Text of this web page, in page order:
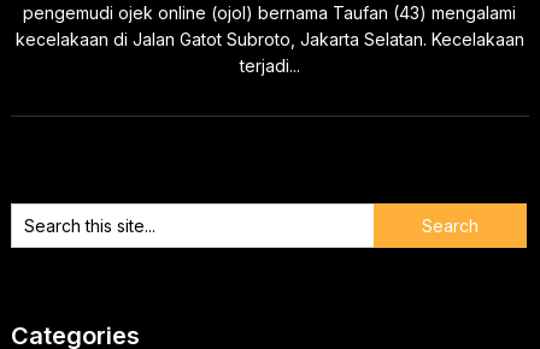
pengemudi ojek online (ojol) bernama Taufan (43) mengalami
kecelakaan di Jalan Gatot Subroto, Jakarta Selatan. Kecelakaan
terjadi...
Categories